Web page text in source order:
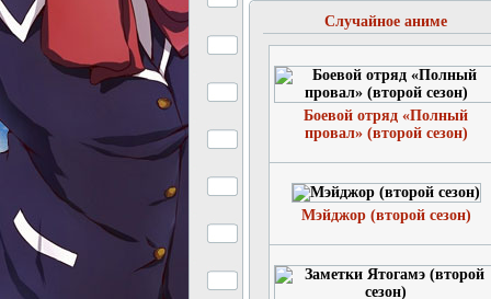
Случайное аниме
Боевой отряд «Полный
провал» (второй сезон)
Мэйджор (второй сезон)